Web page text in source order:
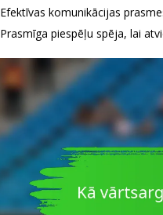
Efektīvas komunikācijas
Prasmīga piespēļu spēja, lai